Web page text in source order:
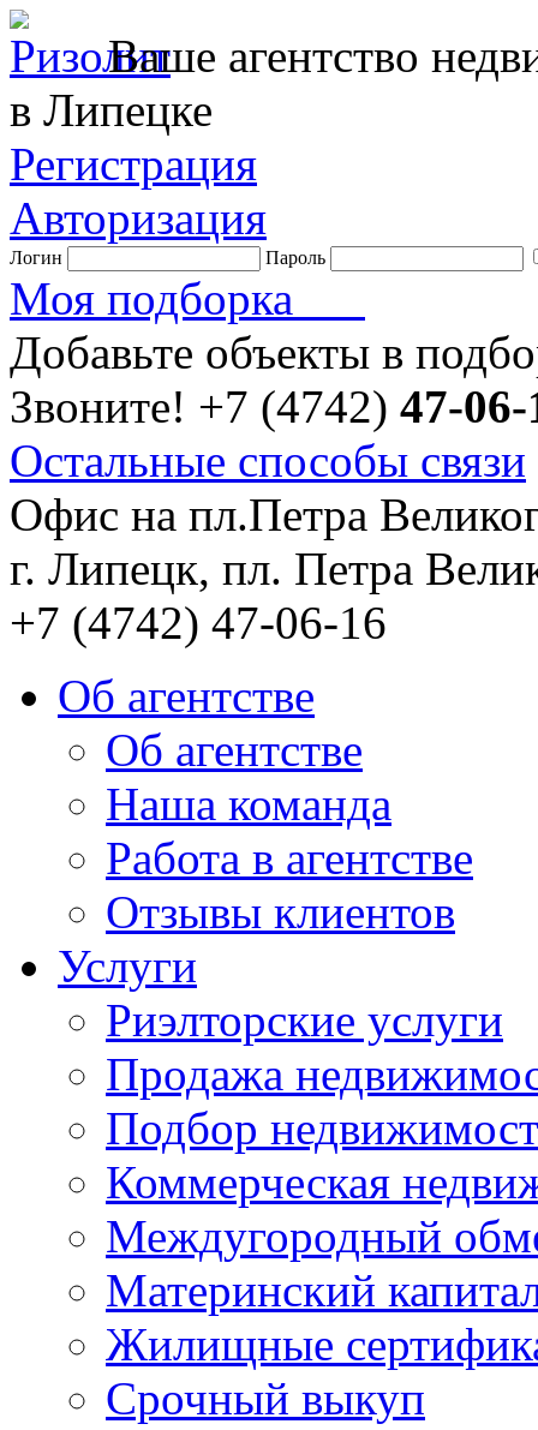
Ваше агентство
в Липецке
Регистрация
Авторизация
Логин Пароль
Моя подборка
Добавьте объекты в
Звоните! +7 (4742) 47-06-
Остальные способы связи
Офис на пл.Петра
г. Липецк, пл. Петра
+7 (4742) 47-06-16
Об агентстве
Об агентстве
Наша команда
Работа в агентстве
Отзывы клиентов
Услуги
Риэлторские услуги
Продажа
Подбор
Коммерческая
Междугородный
Материнский
Жилищные
Срочный выкуп